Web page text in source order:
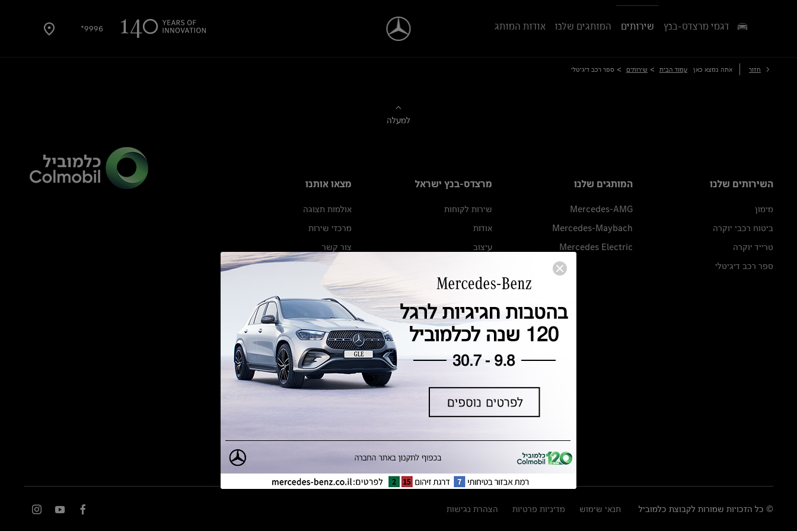
9996* דגמי מרצדס-בנץ שירותים המותגים שלנו אודות המותג
חזור אתה נמצא כאן עמוד הבית > שירותים > ספר רכב דיגיטלי
למעלה
השירותים שלנו
מימון
ביטוח רכבי יוקרה
טרייד יוקרה
ספר רכב דיגיטלי
המותגים שלנו
Mercedes-AMG
Mercedes-Maybach
Mercedes Electric
מרצדס-בנץ ישראל
שירות לקוחות
אודות
עיצוב
מגזין מרצדס-בנץ
ספרי רכב מרצדס-בנץ
נתוני זיהום אוויר וצריכת דלק וחשמל
נתוני תווית צמיגים
מחירון חלפים
הודעה על הטבות לרכבי מרצדס בהסדר
מצאו אותנו
אולמות תצוגה
מרכזי שירות
צור קשר
© כל הזכויות שמורות לקבוצת כלמוביל תנאי שימוש מדיניות פרטיות הצהרת נגישות